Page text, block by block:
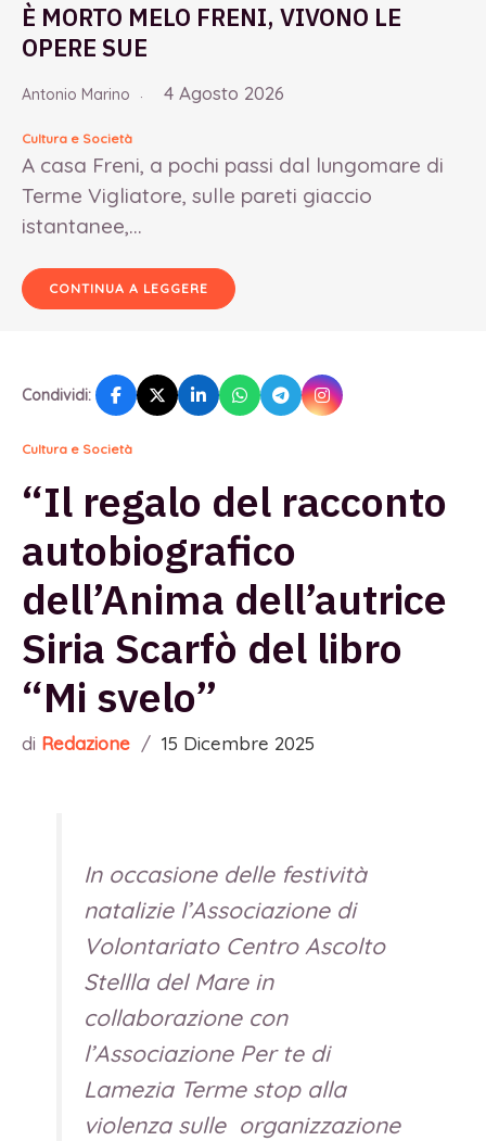
È MORTO MELO FRENI, VIVONO LE
OPERE SUE
Antonio Marino 4 Agosto 2026
Cultura e Società
A casa Freni, a pochi passi dal lungomare di
Terme Vigliatore, sulle pareti giaccio
istantanee,...
CONTINUA A LEGGERE
Condividi:
Cultura e Società
“Il regalo del racconto
autobiografico
dell’Anima dell’autrice
Siria Scarfò del libro
“Mi svelo”
di Redazione / 15 Dicembre 2025
In occasione delle festività
natalizie l’Associazione di
Volontariato Centro Ascolto
Stellla del Mare in
collaborazione con
l’Associazione Per te di
Lamezia Terme stop alla
violenza sulle organizzazione